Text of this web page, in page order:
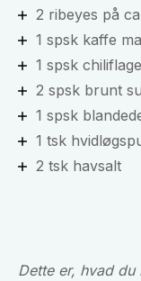
2 ribeyes på
1 spsk kaffe
1 spsk
2 spsk brunt
1 spsk
1 tsk
2 tsk havsalt
Dette er, hvad